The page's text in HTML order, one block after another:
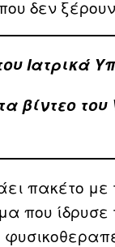
δεν
Ιατρικά
βίντεo του
πακέτο με
που ίδρυσε